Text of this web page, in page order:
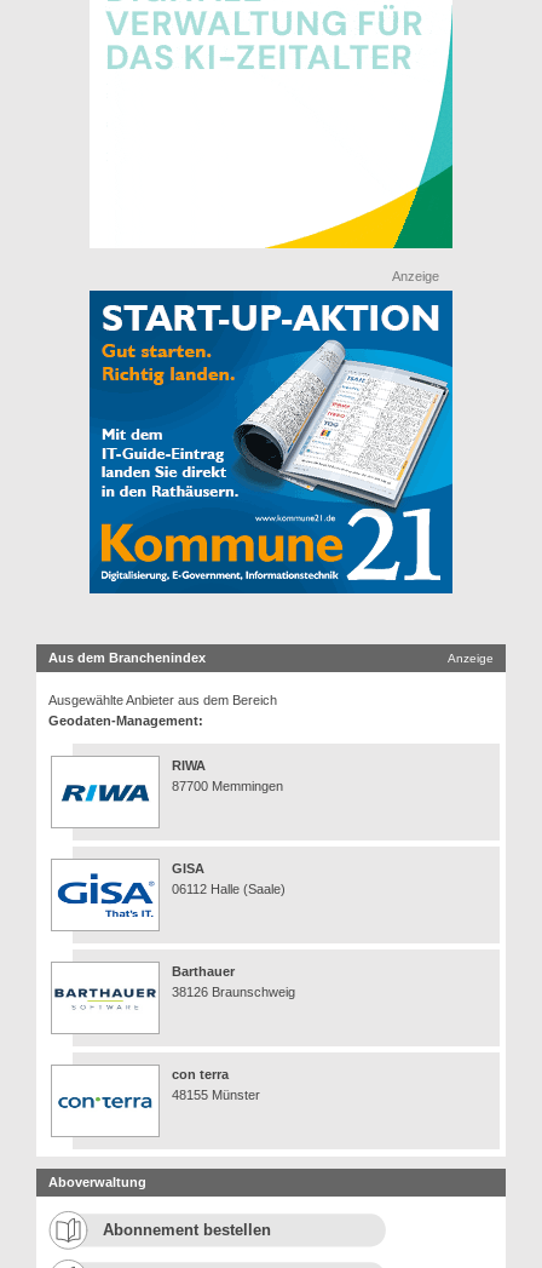
Anzeige
Aus dem Branchenindex Anzeige
Ausgewählte Anbieter aus dem Bereich
Geodaten-Management:
RIWA
87700 Memmingen
GISA
06112 Halle (Saale)
Barthauer
38126 Braunschweig
con terra
48155 Münster
Aboverwaltung
Abonnement bestellen